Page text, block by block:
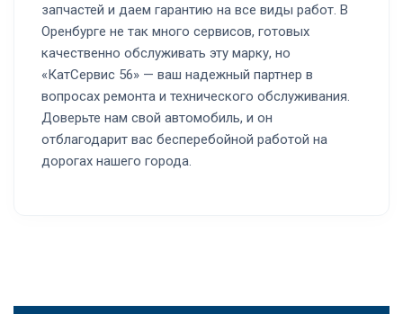
запчастей и даем гарантию на все виды работ. В
Оренбурге не так много сервисов, готовых
качественно обслуживать эту марку, но
«КатСервис 56» — ваш надежный партнер в
вопросах ремонта и технического обслуживания.
Доверьте нам свой автомобиль, и он
отблагодарит вас бесперебойной работой на
дорогах нашего города.